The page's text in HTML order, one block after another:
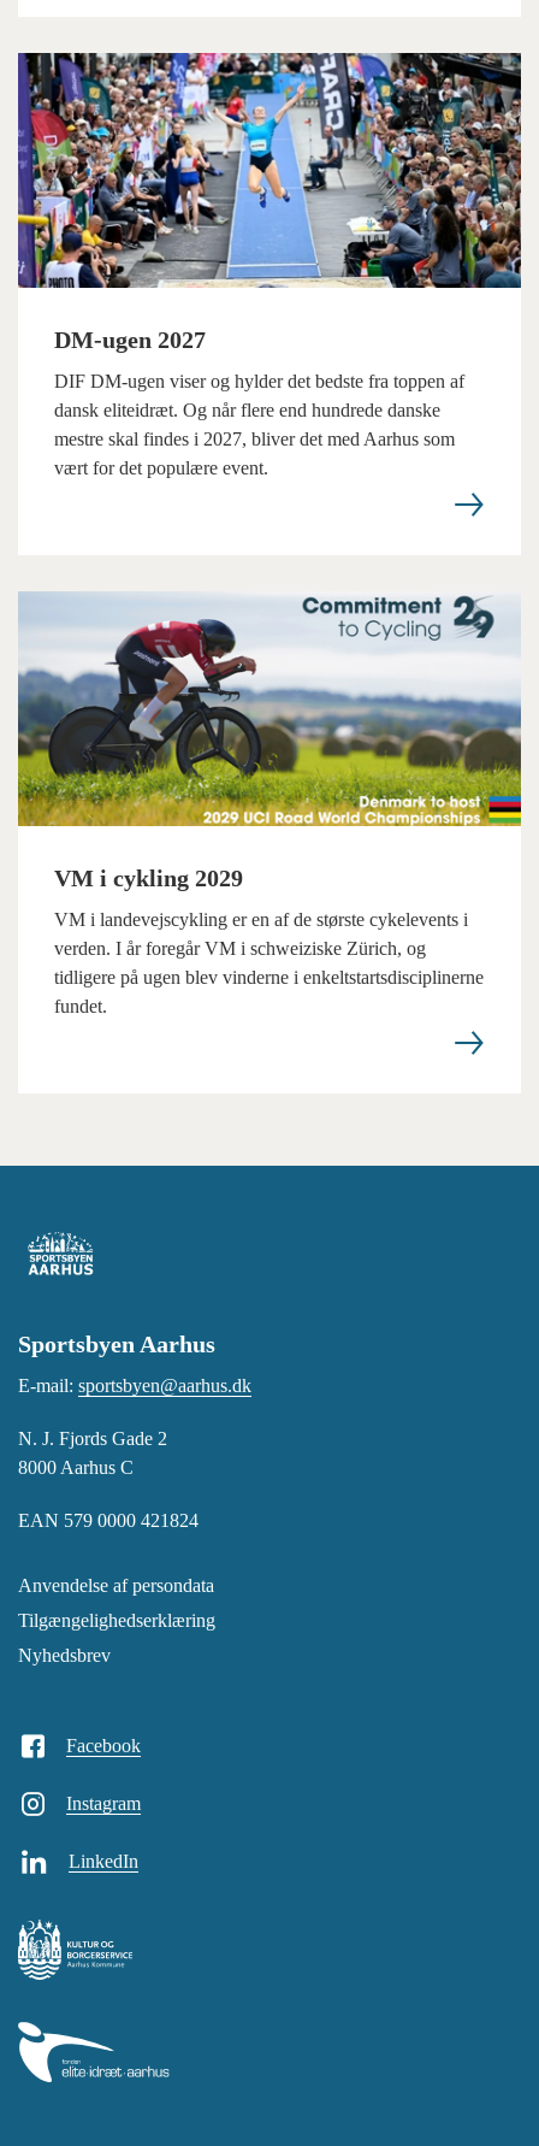
DM-ugen 2027
DIF DM-ugen viser og hylder det bedste fra toppen af
dansk eliteidræt. Og når flere end hundrede danske
mestre skal findes i 2027, bliver det med Aarhus som
vært for det populære event.
VM i cykling 2029
VM i landevejscykling er en af de største cykelevents i
verden. I år foregår VM i schweiziske Zürich, og
tidligere på ugen blev vinderne i enkeltstartsdisciplinerne
fundet.
Sportsbyen Aarhus
E-mail: sportsbyen@aarhus.dk
N. J. Fjords Gade 2
8000 Aarhus C
EAN 579 0000 421824
Anvendelse af persondata
Tilgængelighedserklæring
Nyhedsbrev
Facebook
Instagram
LinkedIn